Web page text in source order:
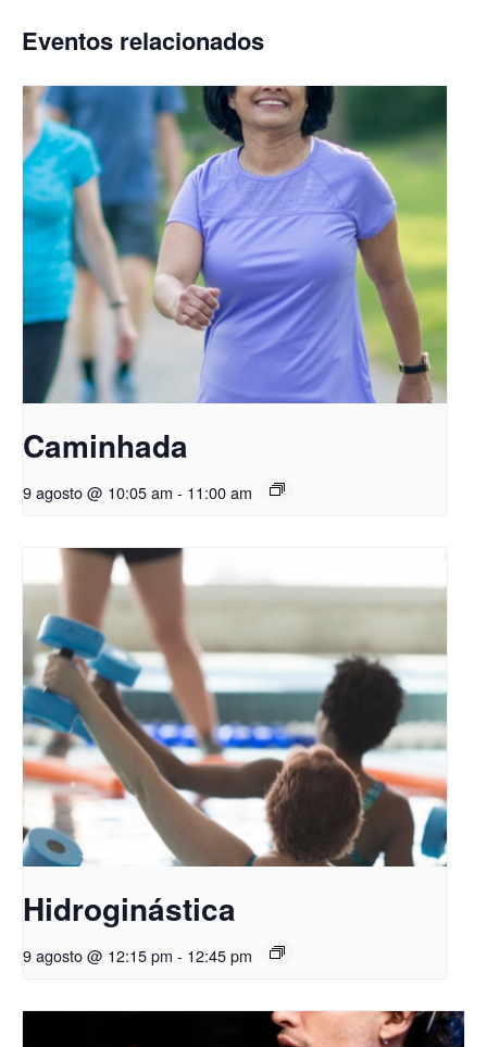
Eventos relacionados
Caminhada
9 agosto @ 10:05 am - 11:00 am
Hidroginástica
9 agosto @ 12:15 pm - 12:45 pm